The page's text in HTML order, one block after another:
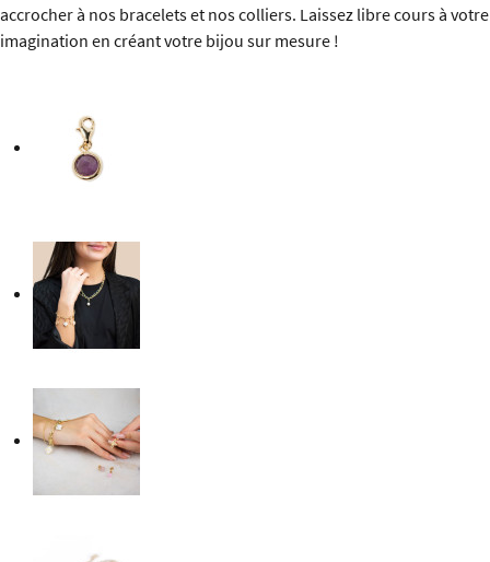
accrocher à nos bracelets et nos colliers. Laissez libre cours à votre
imagination en créant votre bijou sur mesure !